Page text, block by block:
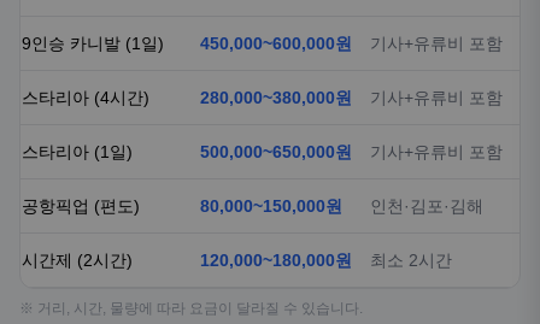
9인승 카니발 (1일) 450,000~600,000원 기사+유류비 포함
스타리아 (4시간) 280,000~380,000원 기사+유류비 포함
스타리아 (1일) 500,000~650,000원 기사+유류비 포함
공항픽업 (편도) 80,000~150,000원 인천·김포·김해
시간제 (2시간) 120,000~180,000원 최소 2시간
※ 거리, 시간, 물량에 따라 요금이 달라질 수 있습니다.